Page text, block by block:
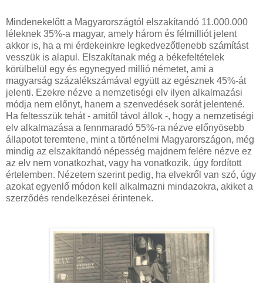
Mindenekelőtt a Magyarországtól elszakítandó 11.000.000
léleknek 35%-a magyar, amely három és félmilliót jelent
akkor is, ha a mi érdekeinkre legkedvezőtlenebb számítást
vesszük is alapul. Elszakítanak még a békefeltételek
körülbelül egy és egynegyed millió németet, ami a
magyarság százalékszámával együtt az egésznek 45%-át
jelenti. Ezekre nézve a nemzetiségi elv ilyen alkalmazási
módja nem előnyt, hanem a szenvedések sorát jelentené.
Ha feltesszük tehát - amitől távol állok -, hogy a nemzetiségi
elv alkalmazása a fennmaradó 55%-ra nézve előnyösebb
állapotot teremtene, mint a történelmi Magyarországon, még
mindig az elszakítandó népesség majdnem felére nézve ez
az elv nem vonatkozhat, vagy ha vonatkozik, úgy fordított
értelemben. Nézetem szerint pedig, ha elvekről van szó, úgy
azokat egyenlő módon kell alkalmazni mindazokra, akiket a
szerződés rendelkezései érintenek.